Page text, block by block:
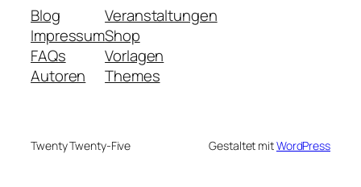
Blog
Impressum
FAQs
Autoren
Veranstaltungen
Shop
Vorlagen
Themes
Twenty Twenty-Five Gestaltet mitWordPress